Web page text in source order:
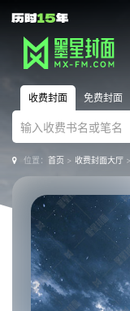
收费封面 免费封面
位置： 首页> 收费封面大厅>